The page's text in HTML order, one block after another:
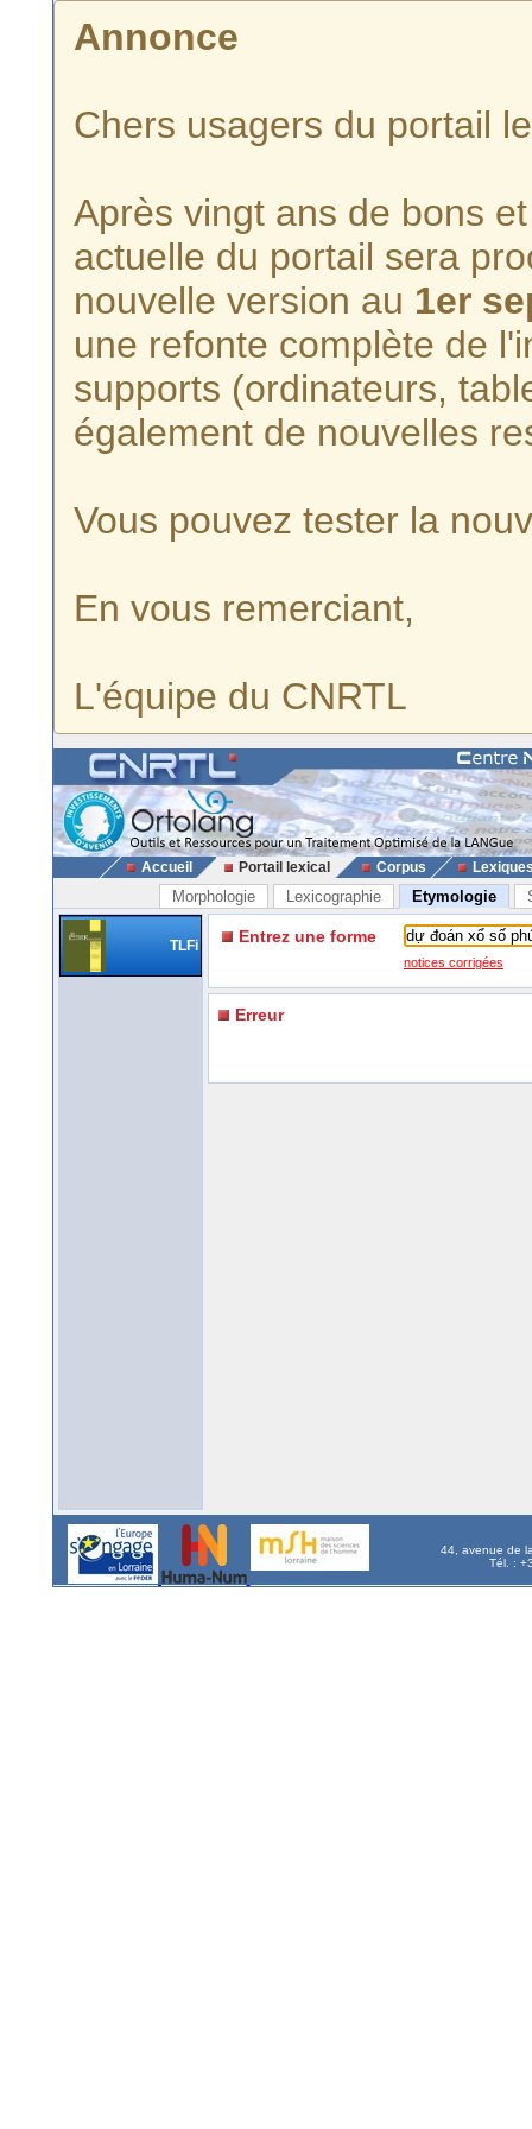
Annonce
Chers usagers du portail
Après vingt ans de bons
actuelle du portail sera
nouvelle version au 1er
une refonte complète de
supports (ordinateurs,
également de nouvelles
Vous pouvez tester la
En vous remerciant,
L'équipe du CNRTL
Accueil Portail lexical Corpus
Morphologie Lexicographie Etymologie
TLFi Entrez une forme
notices corrigées
Erreur
44, avenue de
Tél. :